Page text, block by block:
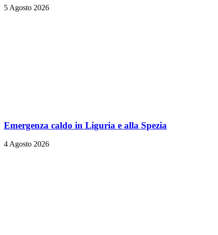
5 Agosto 2026
Emergenza caldo in Liguria e alla Spezia
4 Agosto 2026